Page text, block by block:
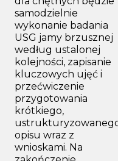
samodzielnie
wykonanie badania
USG jamy brzusznej
według ustalonej
kolejności, zapisanie
kluczowych ujęć i
przećwiczenie
przygotowania
krótkiego,
opisu wraz z
wnioskami. Na